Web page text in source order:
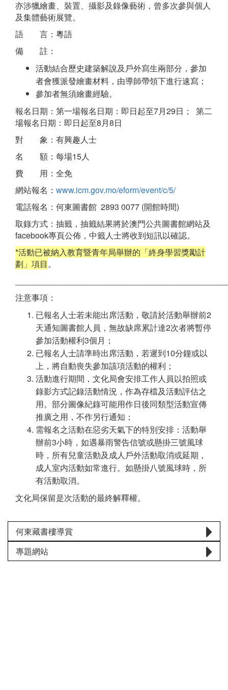
亦涉獵繪畫、裝置、攝影及錄像藝術，曾多次參與個人
及集體藝術展覽。
語 言：粵語
備 註：
活動結合歷史建築解說及戶外寫生兩部分，參加
者會獲派發繪畫材料，由導師帶領下進行速寫；
參加者無須繪畫經驗。
報名日期：第一場報名日期：即日起至7月29日； 第二
場報名日期：即日起至8月8日
對 象：有興趣人士
名 額：每場15人
費 用：全免
網站報名： www.icm.gov.mo/eform/event/c/5/
電話報名：何東圖書館 2893 0077 (開館時間)
取錄方式：抽籤，抽籤結果將於澳門公共圖書館網站及
facebook專頁公佈，中籤人士將收到短訊以確認。
*活動已被納入教育暨青年局舉辦的「終身學習獎勵計
劃」項目。
注意事項：
已報名人士若未能出席活動，敬請於活動舉辦前2
天通知圖書館人員，無故缺席累計達2次者將暫停
參加活動權利3個月；
已報名人士請準時出席活動，若遲到10分鐘或以
上，將自動喪失參加該項活動的權利；
活動進行期間，文化局會安排工作人員以拍照或
錄影方式記錄活動情況，作為存檔及活動評估之
用。部分圖像紀錄可能用作日後同類型活動宣傳
推廣之用，不作另行通知；
需報名之活動在惡劣天氣下的特別安排：活動舉
辦前3小時，如遇暴雨警告信號或懸掛三號風球
時，所有兒童活動及成人戶外活動取消或延期，
成人室内活動如常進行。如懸掛八號風球時，所
有活動取消。
文化局保留是次活動的最終解釋權。
何東藏書樓導賞
專題網站